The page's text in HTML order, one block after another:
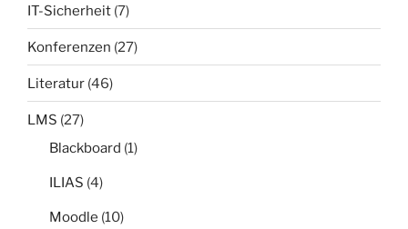
IT-Sicherheit (7)
Konferenzen (27)
Literatur (46)
LMS (27)
Blackboard (1)
ILIAS (4)
Moodle (10)